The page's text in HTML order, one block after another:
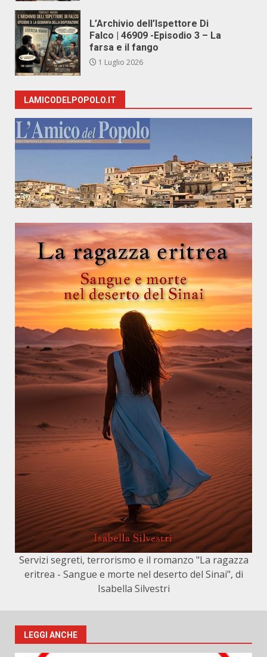
L’Archivio dell’Ispettore Di
Falco | 46909 -Episodio 3 – La
farsa e il fango
1 Luglio 2026
LAMICODELPOPOLO.IT
Servizi segreti, terrorismo e il romanzo "La ragazza
eritrea - Sangue e morte nel deserto del Sinai", di
Isabella Silvestri
LEGGI ANCHE